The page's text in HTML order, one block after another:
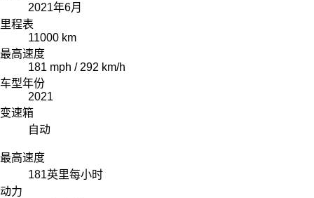
2021年6月
里程表
11000 km
最高速度
181 mph / 292 km/h
车型年份
2021
变速箱
自动
最高速度
181英里每小时
动力